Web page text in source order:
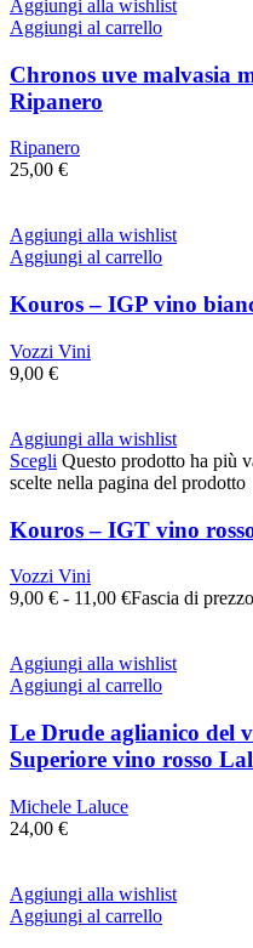
Aggiungi alla wishlist
Aggiungi al carrello
Chronos uve malvasia
Ripanero
Ripanero
25,00 €
Aggiungi alla wishlist
Aggiungi al carrello
Kouros – IGP vino
Vozzi Vini
9,00 €
Aggiungi alla wishlist
Scegli Questo prodotto ha più
scelte nella pagina del prodotto
Kouros – IGT vino
Vozzi Vini
9,00 € - 11,00 €Fascia di
Aggiungi alla wishlist
Aggiungi al carrello
Le Drude aglianico del
Superiore vino rosso
Michele Laluce
24,00 €
Aggiungi alla wishlist
Aggiungi al carrello